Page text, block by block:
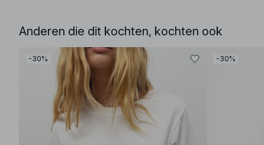
Anderen die dit kochten, kochten ook
-30% -30%